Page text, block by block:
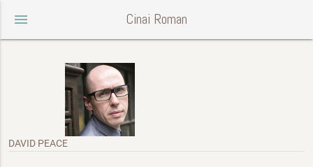
menu Cinai Roman
DAVID PEACE